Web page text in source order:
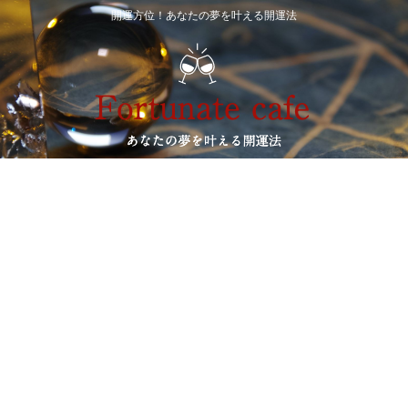
開運方位！あなたの夢を叶える開運法